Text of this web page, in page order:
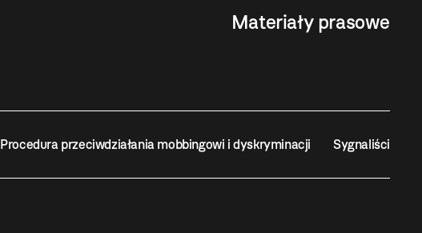
Materiały prasowe
Procedura przeciwdziałania mobbingowi i dyskryminacji Sygnaliści